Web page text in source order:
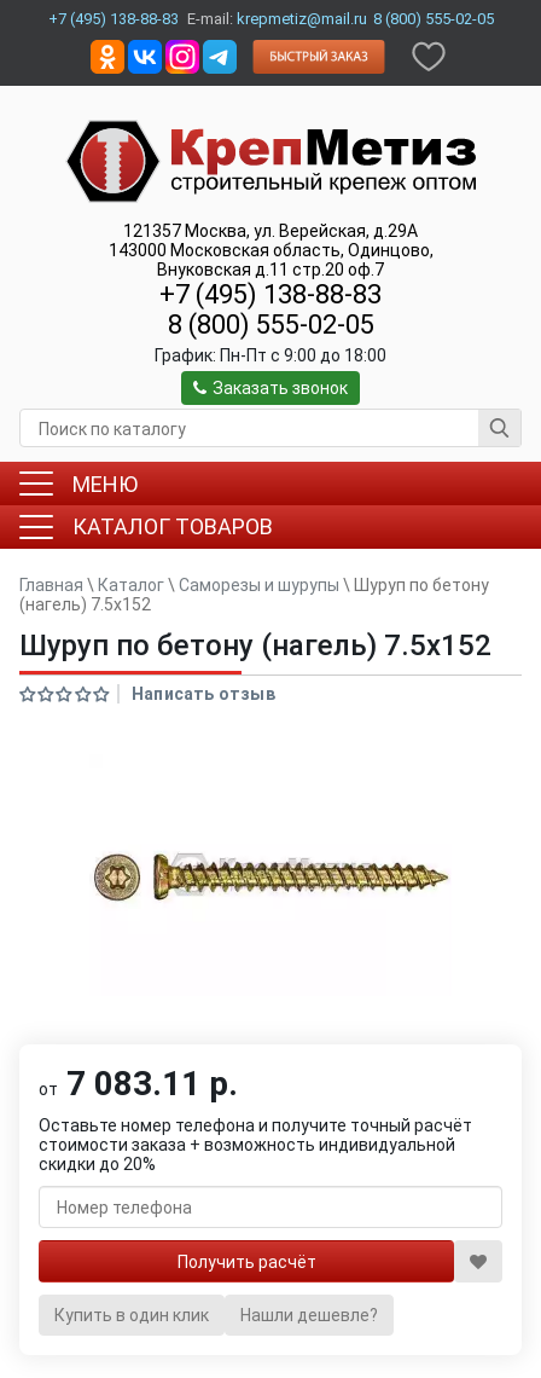
+7 (495) 138-88-83 E-mail: krepmetiz@mail.ru 8 (800) 555-02-05
121357 Москва, ул. Верейская, д.29А
143000 Московская область, Одинцово,
Внуковская д.11 стр.20 оф.7
+7 (495) 138-88-83
8 (800) 555-02-05
График: Пн-Пт c 9:00 до 18:00
Заказать звонок
МЕНЮ
КАТАЛОГ ТОВАРОВ
Главная \ Каталог\ Саморезы и шурупы \
Шуруп по бетону
(нагель) 7.5х152
Шуруп по бетону (нагель) 7.5х152
Написать отзыв
от 7 083.11 р.
Оставьте номер телефона и получите точный расчёт
стоимости заказа + возможность индивидуальной
скидки до 20%
Купить в один клик Нашли дешевле?